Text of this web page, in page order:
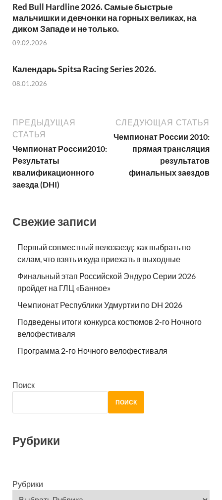
Red Bull Hardline 2026. Самые быстрые
мальчишки и девчонки на горных великах, на
диком Западе и не только.
09.02.2026
Календарь Spitsa Racing Series 2026.
08.01.2026
ПРЕДЫДУЩАЯ
СТАТЬЯ
Чемпионат России2010:
Результаты
квалификационного
заезда (DHI)
СЛЕДУЮЩАЯ СТАТЬЯ
Чемпионат России 2010:
прямая трансляция
результатов
финальных заездов
Свежие записи
Первый совместный велозаезд: как выбрать по
силам, что взять и куда приехать в выходные
Финальный этап Российской Эндуро Серии 2026
пройдет на ГЛЦ «Банное»
Чемпионат Республики Удмуртии по DH 2026
Подведены итоги конкурса костюмов 2-го Ночного
велофестиваля
Программа 2-го Ночного велофестиваля
Поиск
ПОИСК
Рубрики
Рубрики